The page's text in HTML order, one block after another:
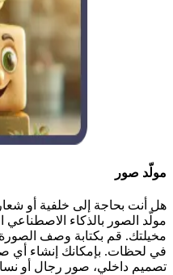
مولّد صور
هل أنت بحاجة إلى خلفية أو
مولّد الصور بالذكاء
مخيلتك. قم بكتابة وصف الصورة
في لحظات. بإمكانك إنشاء أي
تصميم داخلي، صور رجال أو